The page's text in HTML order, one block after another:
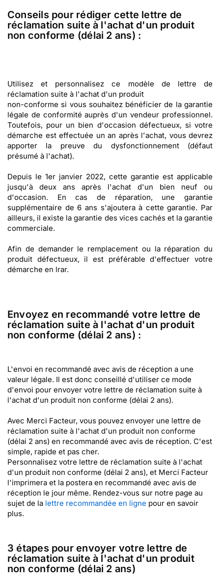
Conseils pour rédiger cette lettre de
réclamation suite à l'achat d'un produit
non conforme (délai 2 ans) :
Utilisez et personnalisez ce modèle de lettre de
réclamation suite à l'achat d'un produit
non-conforme si vous souhaitez bénéficier de la garantie
légale de conformité auprès d'un vendeur professionnel.
Toutefois, pour un bien d'occasion défectueux, si votre
démarche est effectuée un an après l'achat, vous devrez
apporter la preuve du dysfonctionnement (défaut
présumé à l'achat).
Depuis le 1er janvier 2022, cette garantie est applicable
jusqu'à deux ans après l'achat d'un bien neuf ou
d'occasion. En cas de réparation, une garantie
supplémentaire de 6 ans s'ajoutera à cette garantie. Par
ailleurs, il existe la garantie des vices cachés et la garantie
commerciale.
Afin de demander le remplacement ou la réparation du
produit défectueux, il est préférable d'effectuer votre
démarche en lrar.
Envoyez en recommandé votre lettre de
réclamation suite à l'achat d'un produit
non conforme (délai 2 ans) :
L'envoi en recommandé avec avis de réception a une
valeur légale. Il est donc conseillé d'utiliser ce mode
d'envoi pour envoyer votre lettre de réclamation suite à
l'achat d'un produit non conforme (délai 2 ans).
Avec Merci Facteur, vous pouvez envoyer une lettre de
réclamation suite à l'achat d'un produit non conforme
(délai 2 ans) en recommandé avec avis de réception. C'est
simple, rapide et pas cher.
Personnalisez votre lettre de réclamation suite à l'achat
d'un produit non conforme (délai 2 ans), et Merci Facteur
l'imprimera et la postera en recommandé avec avis de
réception le jour même. Rendez-vous sur notre page au
sujet de la lettre recommandée en ligne pour en savoir
plus.
3 étapes pour envoyer votre lettre de
réclamation suite à l'achat d'un produit
non conforme (délai 2 ans)